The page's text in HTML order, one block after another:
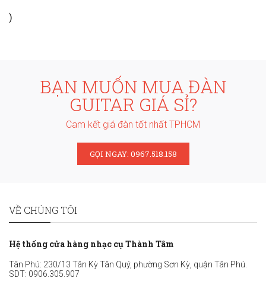
)
BẠN MUỐN MUA ĐÀN
GUITAR GIÁ SỈ?
Cam kết giá đàn tốt nhất TPHCM
GỌI NGAY: 0967.518.158
VỀ CHÚNG TÔI
Hệ thống cửa hàng nhạc cụ Thành Tâm
Tân Phú: 230/13 Tân Kỳ Tân Quý, phường Sơn Kỳ, quận Tân Phú.
SDT: 0906.305.907